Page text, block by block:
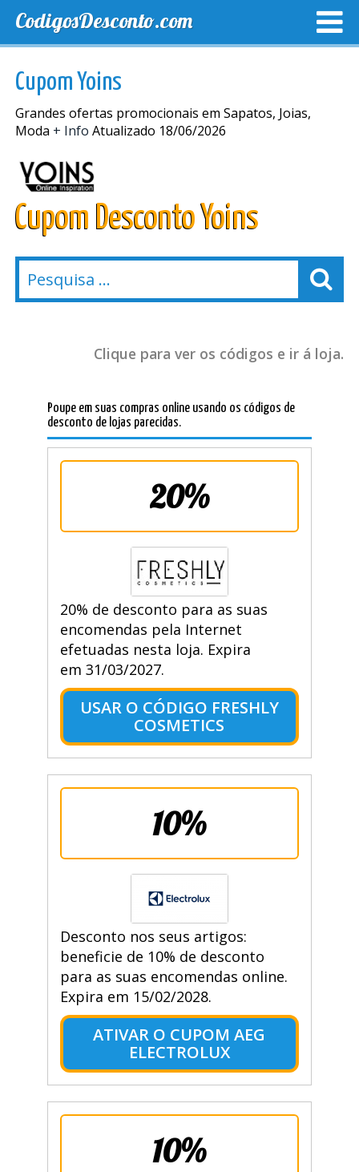
CodigosDesconto.com
Cupom Yoins
Grandes ofertas promocionais em Sapatos, Joias,
Moda + Info Atualizado 18/06/2026
Cupom Desconto Yoins
Clique para ver os códigos e ir á loja.
Poupe em suas compras online usando os códigos de
desconto de lojas parecidas.
20%
20% de desconto para as suas
encomendas pela Internet
efetuadas nesta loja. Expira
em 31/03/2027.
USAR O CÓDIGO FRESHLY
COSMETICS
10%
Desconto nos seus artigos:
beneficie de 10% de desconto
para as suas encomendas online.
Expira em 15/02/2028.
ATIVAR O CUPOM AEG
ELECTROLUX
10%